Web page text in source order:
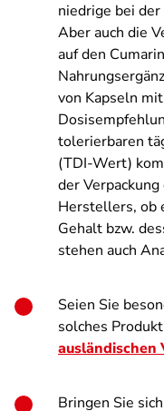
niedrige bei
Aber auch die
auf den
von Kapseln
tolerierbaren
(TDI-Wert)
der
Herstellers, ob
Gehalt bzw.
stehen auch
Seien Sie
solches
ausländischen
Bringen Sie